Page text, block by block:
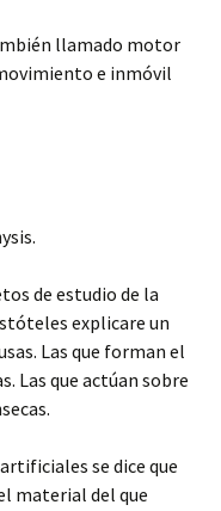
llamado motor
e inmóvil
de estudio de la
explicare un
Las que forman el
Las que actúan sobre
se dice que
material del que